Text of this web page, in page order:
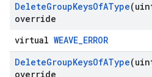
DeleteGroupKeysOfAType
override
virtual WEAVE_ERROR
DeleteGroupKeysOfAType
override